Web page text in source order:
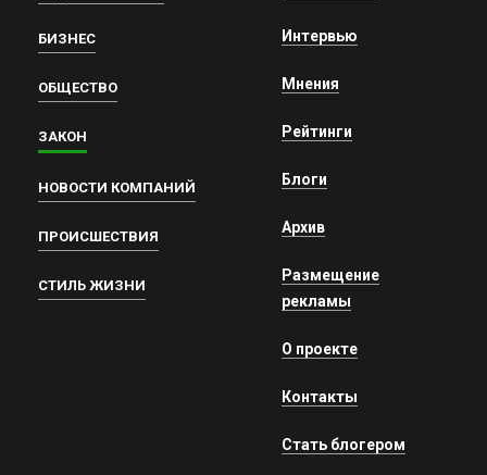
БИЗНЕС
ОБЩЕСТВО
ЗАКОН
НОВОСТИ КОМПАНИЙ
ПРОИСШЕСТВИЯ
СТИЛЬ ЖИЗНИ
Интервью
Мнения
Рейтинги
Блоги
Архив
Размещение
рекламы
О проекте
Контакты
Стать блогером